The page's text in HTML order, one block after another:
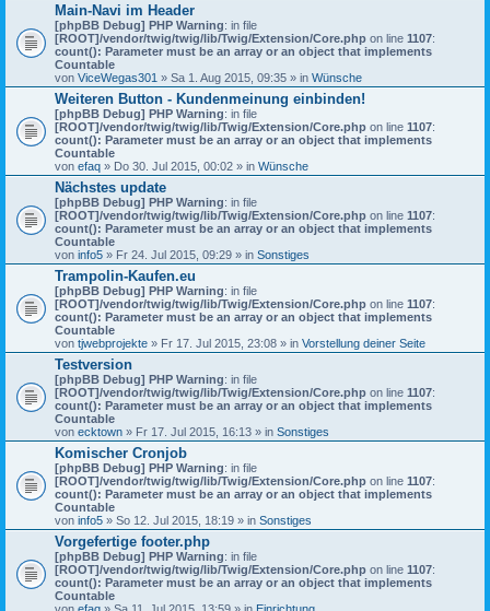
Main-Navi im Header
[phpBB Debug] PHP Warning: in file
[ROOT]/vendor/twig/twig/lib/Twig/Extension/Core.php on line 1107:
count(): Parameter must be an array or an object that implements
Countable
von ViceWegas301 » Sa 1. Aug 2015, 09:35 » in Wünsche
Weiteren Button - Kundenmeinung einbinden!
[phpBB Debug] PHP Warning: in file
[ROOT]/vendor/twig/twig/lib/Twig/Extension/Core.php on line 1107:
count(): Parameter must be an array or an object that implements
Countable
von efaq » Do 30. Jul 2015, 00:02 » in Wünsche
Nächstes update
[phpBB Debug] PHP Warning: in file
[ROOT]/vendor/twig/twig/lib/Twig/Extension/Core.php on line 1107:
count(): Parameter must be an array or an object that implements
Countable
von info5 » Fr 24. Jul 2015, 09:29 » in Sonstiges
Trampolin-Kaufen.eu
[phpBB Debug] PHP Warning: in file
[ROOT]/vendor/twig/twig/lib/Twig/Extension/Core.php on line 1107:
count(): Parameter must be an array or an object that implements
Countable
von tjwebprojekte » Fr 17. Jul 2015, 23:08 » in Vorstellung deiner Seite
Testversion
[phpBB Debug] PHP Warning: in file
[ROOT]/vendor/twig/twig/lib/Twig/Extension/Core.php on line 1107:
count(): Parameter must be an array or an object that implements
Countable
von ecktown » Fr 17. Jul 2015, 16:13 » in Sonstiges
Komischer Cronjob
[phpBB Debug] PHP Warning: in file
[ROOT]/vendor/twig/twig/lib/Twig/Extension/Core.php on line 1107:
count(): Parameter must be an array or an object that implements
Countable
von info5 » So 12. Jul 2015, 18:19 » in Sonstiges
Vorgefertige footer.php
[phpBB Debug] PHP Warning: in file
[ROOT]/vendor/twig/twig/lib/Twig/Extension/Core.php on line 1107:
count(): Parameter must be an array or an object that implements
Countable
von efaq » Sa 11. Jul 2015, 13:59 » in Einrichtung